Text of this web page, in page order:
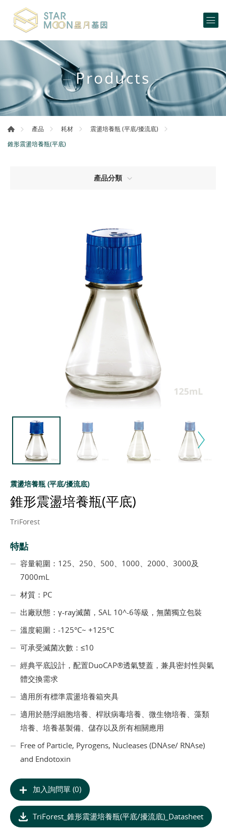
Products
產品 耗材
震盪培養瓶 (平底/擾流底)
錐形震盪培養瓶(平底)
產品分類
震盪培養瓶 (平底/擾流底)
錐形震盪培養瓶(平底)
TriForest
特點
容量範圍：125、250、500、1000、2000、3000及
7000mL
材質：PC
出廠狀態：γ-ray滅菌，SAL 10^-6等級，無菌獨立包裝
溫度範圍：-125°C~ +125°C
可承受滅菌次數：≤10
經典平底設計，配置DuoCAP®透氣雙蓋，兼具密封性與氣
體交換需求
適用所有標準震盪培養箱夾具
適用於懸浮細胞培養、桿狀病毒培養、微生物培養、藻類
培養、培養基製備、儲存以及所有相關應用
Free of Particle, Pyrogens, Nucleases (DNAse/ RNAse)
and Endotoxin
加入詢問單 (0)
TriForest_錐形震盪培養瓶(平底/擾流底)_Datasheet